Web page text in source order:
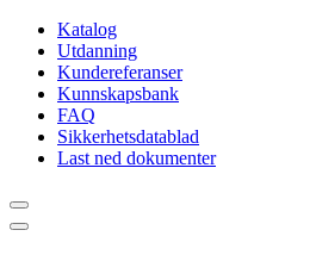
Katalog
Utdanning
Kundereferanser
Kunnskapsbank
FAQ
Sikkerhetsdatablad
Last ned dokumenter